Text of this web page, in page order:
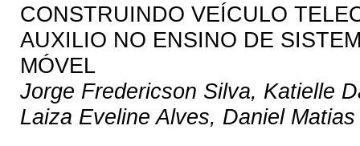
CONSTRUINDO VEÍCULO
AUXILIO NO ENSINO DE
MÓVEL
Jorge Fredericson Silva, Katielle
Laiza Eveline Alves, Daniel